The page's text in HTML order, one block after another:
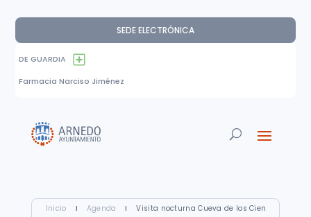
SEDE ELECTRÓNICA
DE GUARDIA
Farmacia Narciso Jiménez
Inicio I Agenda I
Visita nocturna Cueva de los Cien